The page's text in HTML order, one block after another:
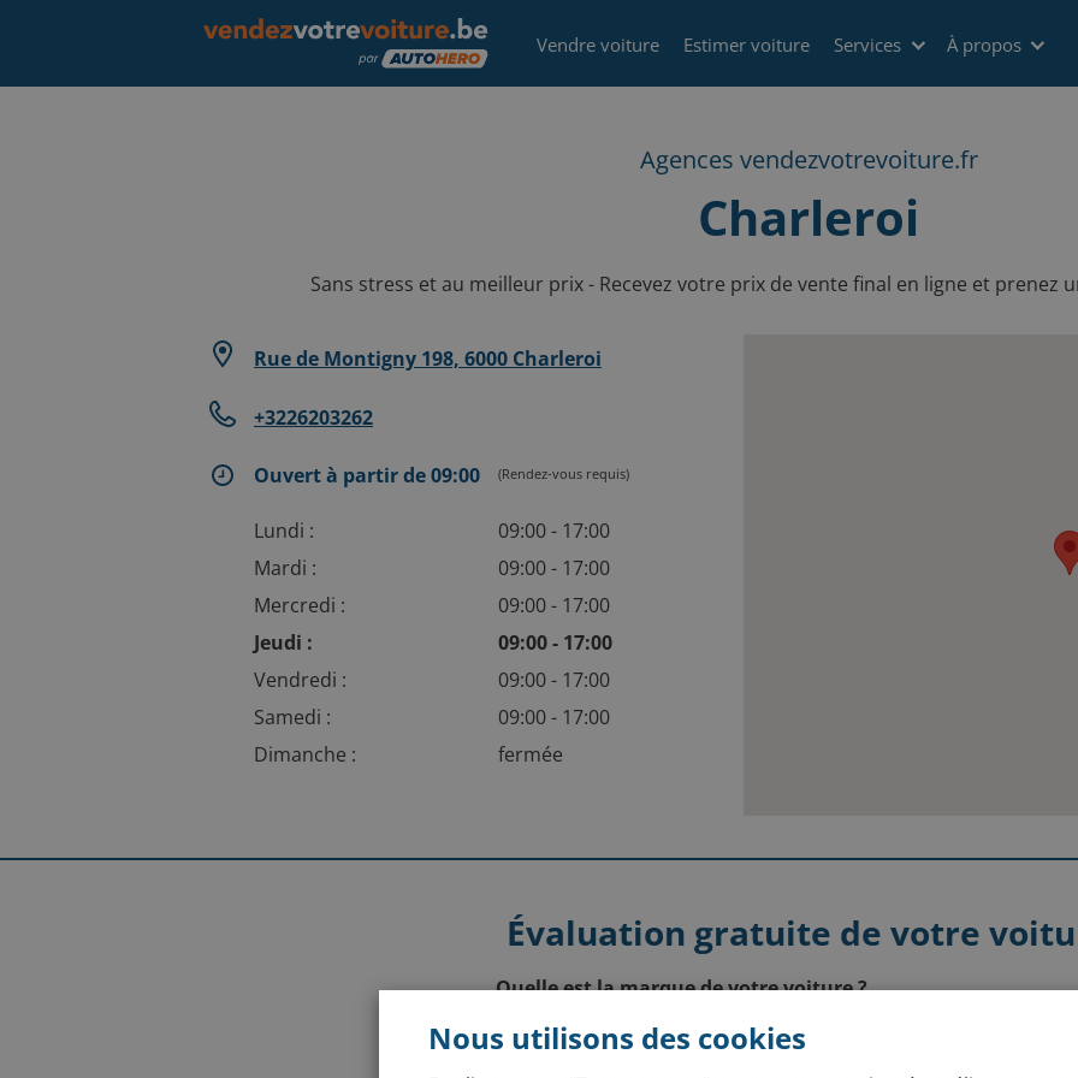
Vendre voiture Estimer voiture Services À propos
Agences vendezvotrevoiture.fr
Charleroi
Sans stress et au meilleur prix - Recevez votre prix de vente final en ligne et prenez
Rue de Montigny 198, 6000 Charleroi
+3226203262
Ouvert à partir de 09:00 (Rendez-vous requis)
Lundi :
09:00 - 17:00
Mardi :
09:00 - 17:00
Mercredi :
09:00 - 17:00
Jeudi :
09:00 - 17:00
Vendredi :
09:00 - 17:00
Samedi :
09:00 - 17:00
Dimanche :
fermée
Évaluation gratuite de votre
Quelle est la marque de votre voiture ?
Nous utilisons des cookies